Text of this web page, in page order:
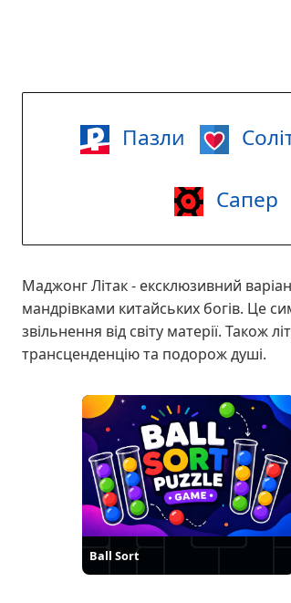
Пазли
Сапер
Маджонг Літак - ексклюзивний
мандрівками китайських богів. Це
звільнення від світу матерії. Також
трансценденцію та подорож душі.
Ball Sort